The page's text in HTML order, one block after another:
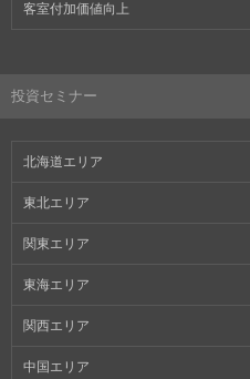
客室付加価値向上
投資セミナー
北海道エリア
東北エリア
関東エリア
東海エリア
関西エリア
中国エリア